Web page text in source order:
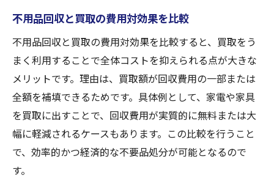
不用品回収と買取の費用対効果を比較
不用品回収と買取の費用対効果を比較すると、買取をう
まく利用することで全体コストを抑えられる点が大きな
メリットです。理由は、買取額が回収費用の一部または
全額を補填できるためです。具体例として、家電や家具
を買取に出すことで、回収費用が実質的に無料または大
幅に軽減されるケースもあります。この比較を行うこと
で、効率的かつ経済的な不要品処分が可能となるので
す。